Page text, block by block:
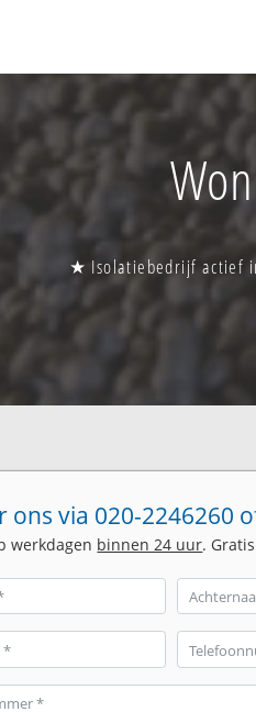
★ Isolatiebedrijf actief
ons via 020-2246260
werkdagen binnen 24 uur.